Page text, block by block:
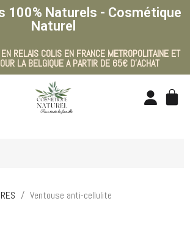
100% Naturels - Cosmétique
Naturel
RELAIS COLIS EN FRANCE METROPOLITAINE ET
LA BELGIQUE A PARTIR DE 65€ D'ACHAT
Ventouse anti-cellulite